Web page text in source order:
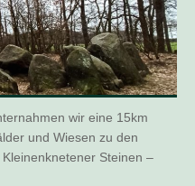
wir eine 15km
und Wiesen zu den
Steinen –